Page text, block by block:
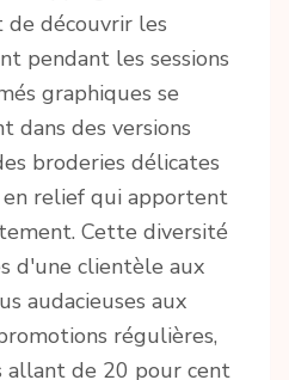
découvrir les
pendant les sessions
graphiques se
dans des versions
broderies délicates
relief qui apportent
Cette diversité
d'une clientèle aux
audacieuses aux
régulières,
allant de 20 pour cent